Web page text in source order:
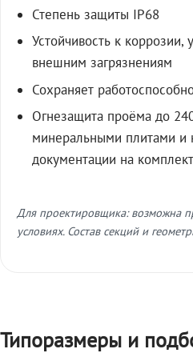
Степень защиты IP68
Устойчивость к коррозии,
внешним загрязнениям
Сохраняет
Огнезащита проёма до
минеральными плитами и
документации на
Для проектировщика: возможна
условиях. Состав секций и
Типоразмеры и